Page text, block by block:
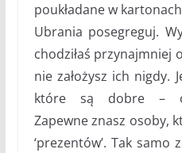
poukładane w
Ubrania posegreguj.
chodziłaś przynajmniej
nie założysz ich nigdy.
które są dobre –
Zapewne znasz osoby,
‘prezentów’. Tak